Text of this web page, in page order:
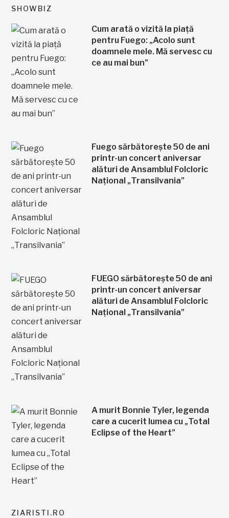
SHOWBIZ
Cum arată o vizită la piață
pentru Fuego: „Acolo sunt
doamnele mele. Mă servesc cu
ce au mai bun”
Fuego sărbătorește 50 de ani
printr-un concert aniversar
alături de Ansamblul Folcloric
Național „Transilvania”
FUEGO sărbătorește 50 de ani
printr-un concert aniversar
alături de Ansamblul Folcloric
Național „Transilvania”
A murit Bonnie Tyler, legenda
care a cucerit lumea cu „Total
Eclipse of the Heart”
ZIARISTI.RO